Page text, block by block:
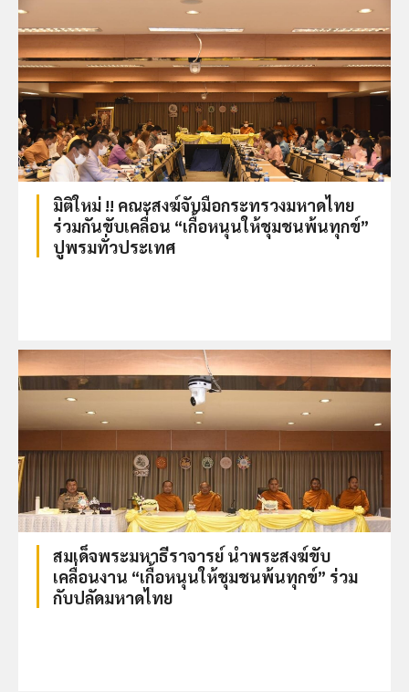
มิติใหม่ !! คณะสงฆ์จับมือกระทรวงมหาดไทย
ร่วมกันขับเคลื่อน “เกื้อหนุนให้ชุมชนพ้นทุกข์”
ปูพรมทั่วประเทศ
สมเด็จพระมหาธีราจารย์ นำพระสงฆ์ขับ
เคลื่อนงาน “เกื้อหนุนให้ชุมชนพ้นทุกข์” ร่วม
กับปลัดมหาดไทย